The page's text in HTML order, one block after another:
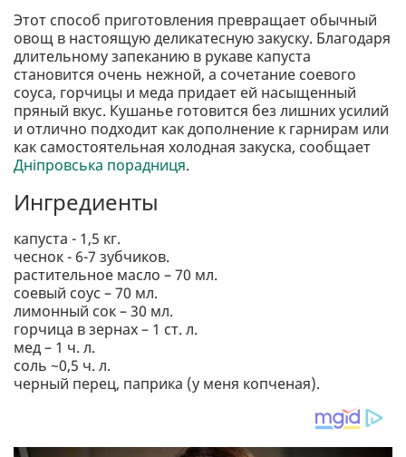
Этот способ приготовления превращает обычный
овощ в настоящую деликатесную закуску. Благодаря
длительному запеканию в рукаве капуста
становится очень нежной, а сочетание соевого
соуса, горчицы и меда придает ей насыщенный
пряный вкус. Кушанье готовится без лишних усилий
и отлично подходит как дополнение к гарнирам или
как самостоятельная холодная закуска, сообщает
Дніпровська порадниця.
Ингредиенты
капуста - 1,5 кг.
чеснок - 6-7 зубчиков.
растительное масло – 70 мл.
соевый соус – 70 мл.
лимонный сок – 30 мл.
горчица в зернах – 1 ст. л.
мед – 1 ч. л.
соль ~0,5 ч. л.
черный перец, паприка (у меня копченая).